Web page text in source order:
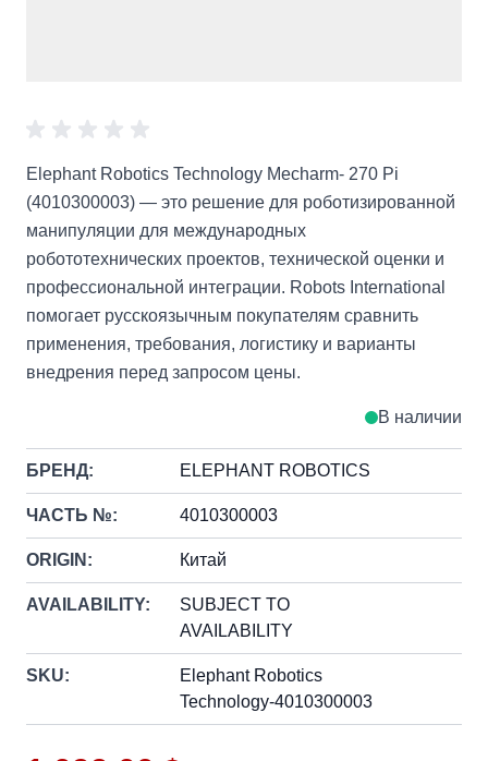
Elephant Robotics Technology Mecharm- 270 Pi
(4010300003) — это решение для роботизированной
манипуляции для международных
робототехнических проектов, технической оценки и
профессиональной интеграции. Robots International
помогает русскоязычным покупателям сравнить
применения, требования, логистику и варианты
внедрения перед запросом цены.
В наличии
БРЕНД: ELEPHANT ROBOTICS
ЧАСТЬ №: 4010300003
ORIGIN: Китай
AVAILABILITY:
SUBJECT TO
AVAILABILITY
SKU:
Elephant Robotics
Technology-4010300003